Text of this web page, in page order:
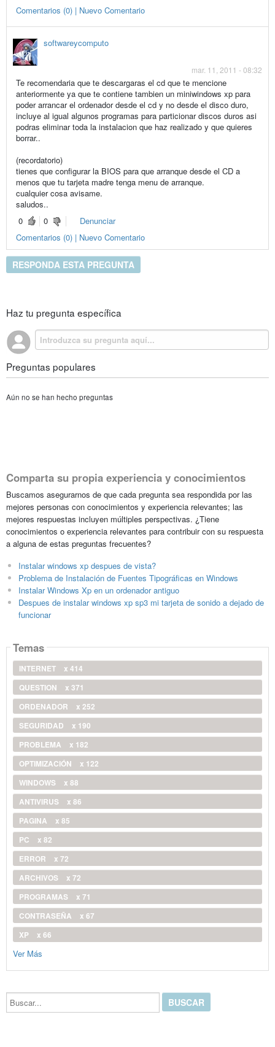
Comentarios (0) | Nuevo Comentario
softwareycomputo
mar. 11, 2011 - 08:32
Te recomendaria que te descargaras el cd que te mencione
anteriormente ya que te contiene tambien un miniwindows xp para
poder arrancar el ordenador desde el cd y no desde el disco duro,
incluye al igual algunos programas para particionar discos duros asi
podras eliminar toda la instalacion que haz realizado y que quieres
borrar..
(recordatorio)
tienes que configurar la BIOS para que arranque desde el CD a
menos que tu tarjeta madre tenga menu de arranque.
cualquier cosa avisame.
saludos..
0
0
Denunciar
Comentarios (0) | Nuevo Comentario
RESPONDA ESTA PREGUNTA
Haz tu pregunta específica
Preguntas populares
Aún no se han hecho preguntas
Comparta su propia experiencia y conocimientos
Buscamos asegurarnos de que cada pregunta sea respondida por las
mejores personas con conocimientos y experiencia relevantes; las
mejores respuestas incluyen múltiples perspectivas. ¿Tiene
conocimientos o experiencia relevantes para contribuir con su respuesta
a alguna de estas preguntas frecuentes?
Instalar windows xp despues de vista?
Problema de Instalación de Fuentes Tipográficas en Windows
Instalar Windows Xp en un ordenador antiguo
Despues de instalar windows xp sp3 mi tarjeta de sonido a dejado de
funcionar
Temas
INTERNET
x 414
QUESTION
x 371
ORDENADOR
x 252
SEGURIDAD
x 190
PROBLEMA
x 182
OPTIMIZACIÓN
x 122
WINDOWS
x 88
ANTIVIRUS
x 86
PAGINA
x 85
PC
x 82
ERROR
x 72
ARCHIVOS
x 72
PROGRAMAS
x 71
CONTRASEÑA
x 67
XP
x 66
Ver Más
Buscar...